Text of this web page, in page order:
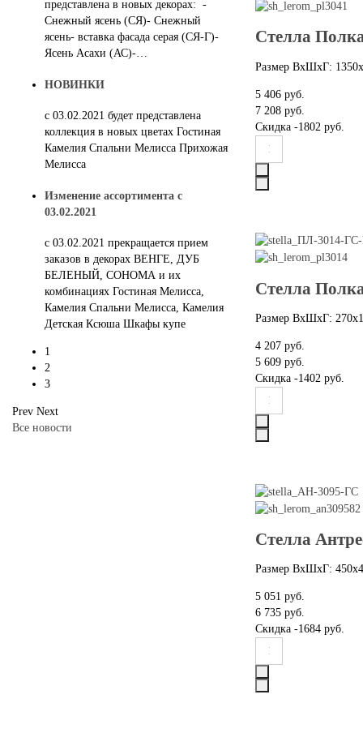
Стелла
Размер ВхШхГ:
5 406 руб.
7 208 руб.
Скидка -1802 руб.
Стелла
Размер ВхШхГ:
4 207 руб.
5 609 руб.
Скидка -1402 руб.
Стелла
Размер ВхШхГ:
5 051 руб.
6 735 руб.
Скидка -1684 руб.
представлена в новых декорах: -
Снежный ясень (СЯ)- Снежный
ясень- вставка фасада серая (СЯ-Г)-
Ясень Асахи (АС)-…
НОВИНКИ
с 03.02.2021 будет представлена
коллекция в новых цветах Гостиная
Камелия Спальни Мелисса Прихожая
Мелисса
Изменение ассортимента с
03.02.2021
c 03.02.2021 прекращается прием
заказов в декорах ВЕНГЕ, ДУБ
БЕЛЕНЫЙ, СОНОМА и их
комбинациях Гостиная Мелисса,
Камелия Спальни Мелисса, Камелия
Детская Ксюша Шкафы купе
1
2
3
Prev Next
Все новости